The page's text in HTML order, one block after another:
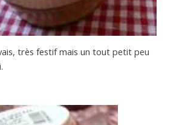
très festif mais un tout petit peu